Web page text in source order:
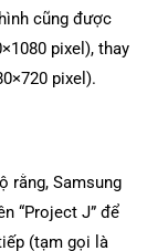
cũng được
pixel), thay
pixel).
rằng, Samsung
“Project J” để
(tạm gọi là